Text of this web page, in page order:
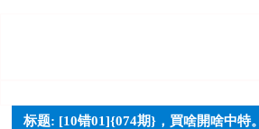
标题: [10错01]{074期}，買啥開啥中特。